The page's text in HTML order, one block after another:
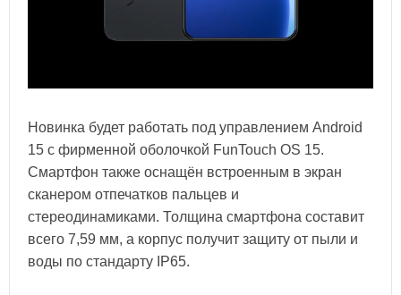
Новинка будет работать под управлением Android
15 с фирменной оболочкой FunTouch OS 15.
Смартфон также оснащён встроенным в экран
сканером отпечатков пальцев и
стереодинамиками. Толщина смартфона составит
всего 7,59 мм, а корпус получит защиту от пыли и
воды по стандарту IP65.